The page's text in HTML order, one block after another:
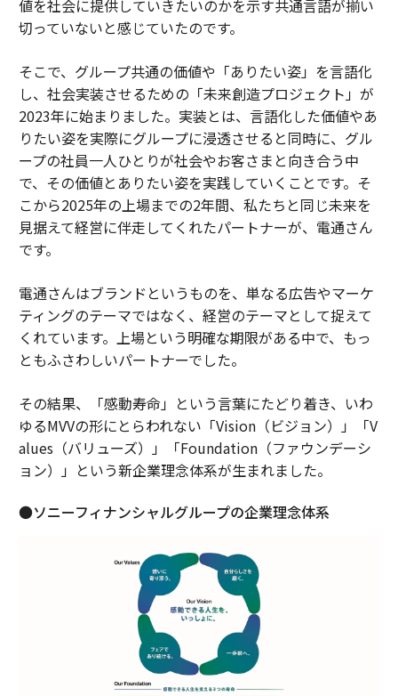
値を社会に提供していきたいのかを示す共通言語が揃い
切っていないと感じていたのです。
そこで、グループ共通の価値や「ありたい姿」を言語化
し、社会実装させるための「未来創造プロジェクト」が
2023年に始まりました。実装とは、言語化した価値やあ
りたい姿を実際にグループに浸透させると同時に、グル
ープの社員一人ひとりが社会やお客さまと向き合う中
で、その価値とありたい姿を実践していくことです。そ
こから2025年の上場までの2年間、私たちと同じ未来を
見据えて経営に伴走してくれたパートナーが、電通さん
です。
電通さんはブランドというものを、単なる広告やマーケ
ティングのテーマではなく、経営のテーマとして捉えて
くれています。上場という明確な期限がある中で、もっ
ともふさわしいパートナーでした。
その結果、「感動寿命」という言葉にたどり着き、いわ
ゆるMVVの形にとらわれない「Vision（ビジョン）」「V
alues（バリューズ）」「Foundation（ファウンデーシ
ョン）」という新企業理念体系が生まれました。
●ソニーフィナンシャルグループの企業理念体系